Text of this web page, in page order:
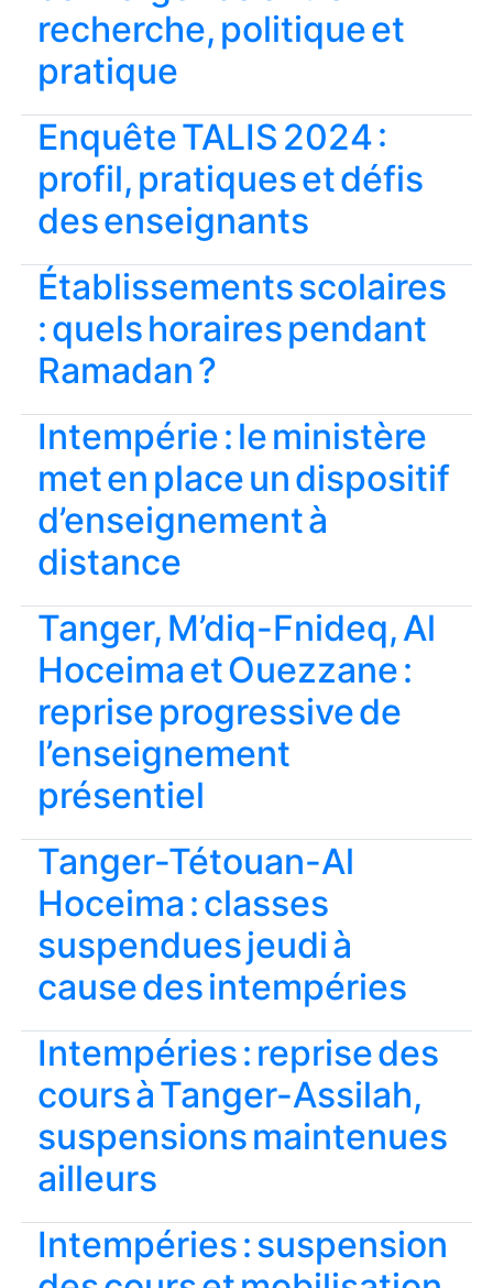
recherche, politique et
pratique
Enquête TALIS 2024 :
profil, pratiques et défis
des enseignants
Établissements scolaires
: quels horaires pendant
Ramadan ?
Intempérie : le ministère
met en place un dispositif
d’enseignement à
distance
Tanger, M’diq-Fnideq, Al
Hoceima et Ouezzane :
reprise progressive de
l’enseignement
présentiel
Tanger-Tétouan-Al
Hoceima : classes
suspendues jeudi à
cause des intempéries
Intempéries : reprise des
cours à Tanger-Assilah,
suspensions maintenues
ailleurs
Intempéries : suspension